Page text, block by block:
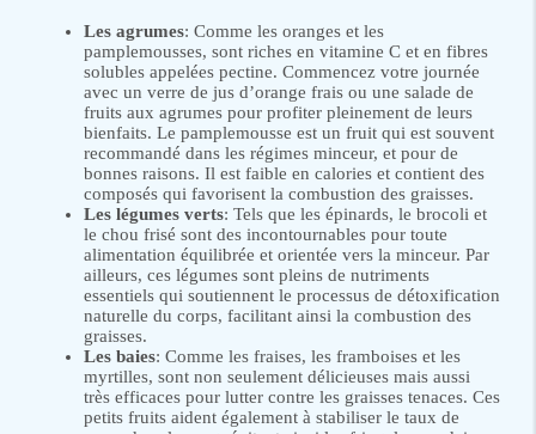
Les agrumes: Comme les oranges et les
pamplemousses, sont riches en vitamine C et en fibres
solubles appelées pectine. Commencez votre journée
avec un verre de jus d’orange frais ou une salade de
fruits aux agrumes pour profiter pleinement de leurs
bienfaits. Le pamplemousse est un fruit qui est souvent
recommandé dans les régimes minceur, et pour de
bonnes raisons. Il est faible en calories et contient des
composés qui favorisent la combustion des graisses.
Les légumes verts: Tels que les épinards, le brocoli et
le chou frisé sont des incontournables pour toute
alimentation équilibrée et orientée vers la minceur. Par
ailleurs, ces légumes sont pleins de nutriments
essentiels qui soutiennent le processus de détoxification
naturelle du corps, facilitant ainsi la combustion des
graisses.
Les baies: Comme les fraises, les framboises et les
myrtilles, sont non seulement délicieuses mais aussi
très efficaces pour lutter contre les graisses tenaces. Ces
petits fruits aident également à stabiliser le taux de